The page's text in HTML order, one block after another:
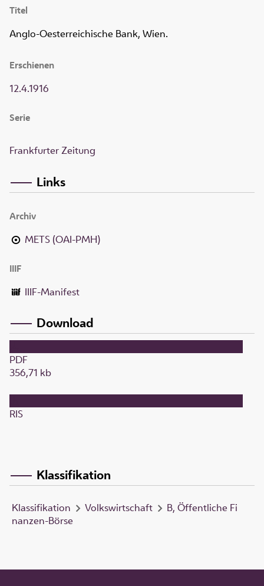
Titel
Anglo-Oesterreichische Bank, Wien.
Erschienen
12.4.1916
Serie
Frankfurter Zeitung
Links
Archiv
METS (OAI-PMH)
IIIF
IIIF-Manifest
Download
PDF
356,71 kb
RIS
Klassifikation
Klassifikation Volkswirtschaft
B, Öffentliche Fi
nanzen-Börse